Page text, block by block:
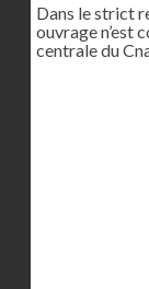
Dans le strict
ouvrage n’est
centrale du